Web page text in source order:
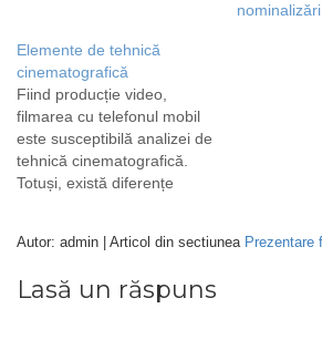
Elemente de tehnică
cinematografică
Fiind producție video,
filmarea cu telefonul mobil
este susceptibilă analizei de
tehnică cinematografică.
Totuși, există diferențe
sau tableta și cele cu
mai importantă diferență
Autor: admin | Articol din sectiunea Prezentare
Lasă un răspuns